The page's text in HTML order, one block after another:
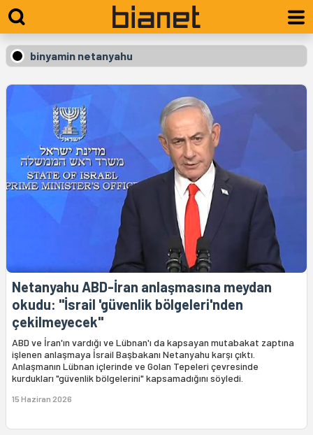
binyamin netanyahu
Netanyahu ABD-İran anlaşmasına meydan
okudu: "İsrail 'güvenlik bölgeleri'nden
çekilmeyecek"
ABD ve İran'ın vardığı ve Lübnan'ı da kapsayan mutabakat zaptına
işlenen anlaşmaya İsrail Başbakanı Netanyahu karşı çıktı.
Anlaşmanın Lübnan içlerinde ve Golan Tepeleri çevresinde
kurdukları "güvenlik bölgelerini" kapsamadığını söyledi.
15 Haziran 2026